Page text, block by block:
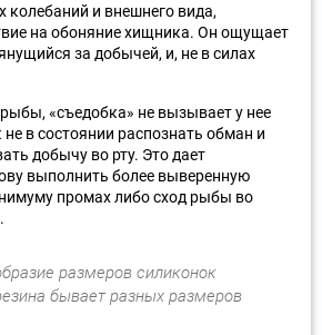
и внешнего вида,
на обоняние хищника. Он ощущает
за добычей, и, не в силах
«съедобка» не вызывает у нее
в состоянии распознать обман и
добычу во рту. Это дает
выполнить более выверенную
промах либо сход рыбы во
бывает разных размеров